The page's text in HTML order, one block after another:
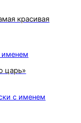
красивая
царь»